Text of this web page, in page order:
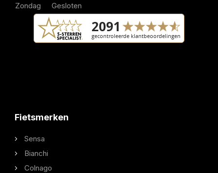
Zondag
Gesloten
Fietsmerken
Sensa
Bianchi
Colnago